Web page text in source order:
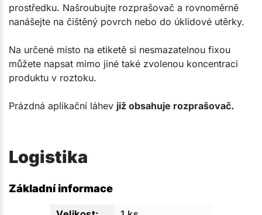
prostředku. Našroubujte rozprašovač a rovnoměrně
nanášejte na čištěný povrch nebo do úklidové utěrky.
Na určené místo na etiketě si nesmazatelnou fixou
můžete napsat mimo jiné také zvolenou koncentraci
produktu v roztoku.​
Prázdná aplikační láhev již obsahuje rozprašovač.​
Logistika
Základní informace